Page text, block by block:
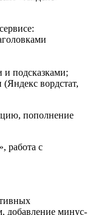
подсказками;
вордстат,
пополнение
работа с
добавление минус-